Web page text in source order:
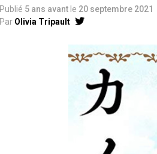
Publié 5 ans avant le 20 septembre 2021
Par Olivia Tripault